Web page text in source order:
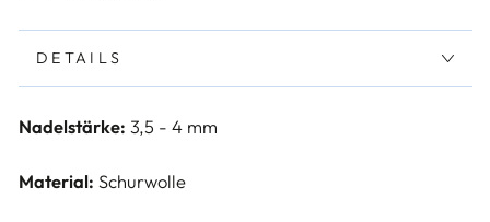
DETAILS
Nadelstärke: 3,5 - 4 mm
Material: Schurwolle